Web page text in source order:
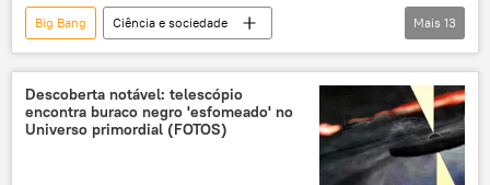
Big Bang
Ciência e sociedade
astronomia
James Webb
telescópio
supernova
exploração do espaço
Espaço
Mais 13
Descoberta notável: telescópio
encontra buraco negro 'esfomeado' no
Universo primordial (FOTOS)